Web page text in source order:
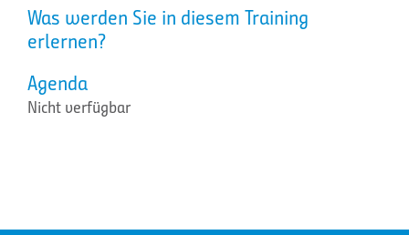
Was werden Sie in diesem Training
erlernen?
Agenda
Nicht verfügbar